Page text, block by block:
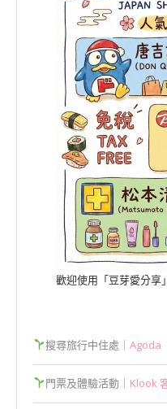
歡迎使用「豆芽愛分享
搜尋旅行中住處｜ Agoda
門票及體驗活動｜ Klook